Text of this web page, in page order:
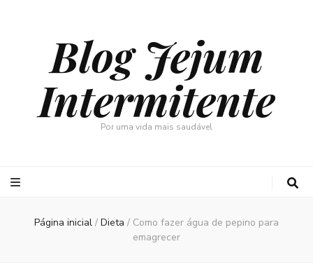
Blog Jejum
Intermitente
Por uma vida mais saudável
Página inicial / Dieta / Como fazer água de pepino para
emagrecer